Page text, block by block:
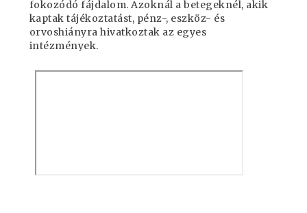
fokozódó fájdalom. Azoknál a betegeknél, akik
kaptak tájékoztatást, pénz-, eszköz- és
orvoshiányra hivatkoztak az egyes
intézmények.